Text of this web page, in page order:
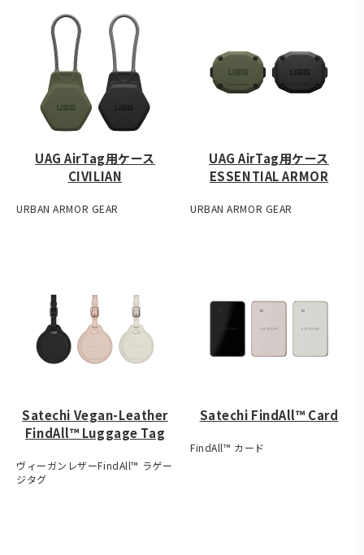
UAG AirTag用ケース
CIVILIAN
URBAN ARMOR GEAR
UAG AirTag用ケース
ESSENTIAL ARMOR
URBAN ARMOR GEAR
Satechi Vegan-Leather
FindAll™ Luggage Tag
ヴィーガンレザーFindAll™ ラゲー
ジタグ
Satechi FindAll™ Card
FindAll™ カード